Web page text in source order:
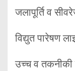
जलापूर्ति व
विद्युत पारेषण
उच्च व तकनीकी